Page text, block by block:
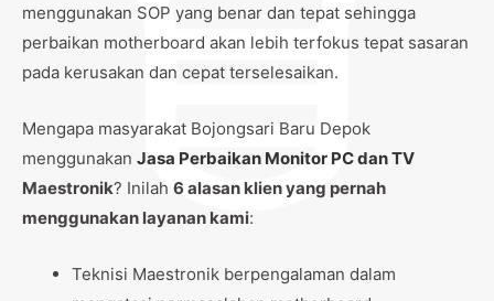
menggunakan SOP yang benar dan tepat sehingga
perbaikan motherboard akan lebih terfokus tepat sasaran
pada kerusakan dan cepat terselesaikan.
Mengapa masyarakat Bojongsari Baru Depok
menggunakan Jasa Perbaikan Monitor PC dan TV
Maestronik? Inilah 6 alasan klien yang pernah
menggunakan layanan kami:
Teknisi Maestronik berpengalaman dalam